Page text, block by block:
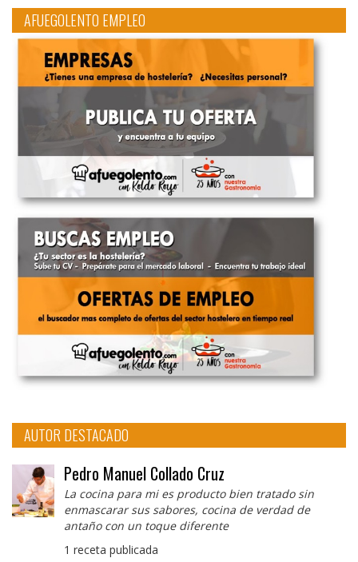
AFUEGOLENTO EMPLEO
AUTOR DESTACADO
Pedro Manuel Collado Cruz
La cocina para mi es producto bien tratado sin
enmascarar sus sabores, cocina de verdad de
antaño con un toque diferente
1 receta publicada